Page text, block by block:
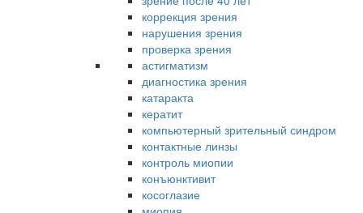
коррекция зрения
нарушения зрения
проверка зрения
астигматизм
диагностика зрения
катаракта
кератит
компьютерный зрительный синдром
контактные линзы
контроль миопии
конъюнктивит
косоглазие